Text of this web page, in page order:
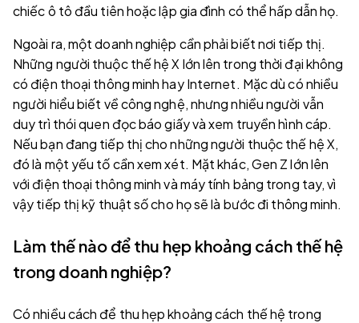
chiếc ô tô đầu tiên hoặc lập gia đình có thể hấp dẫn họ.
Ngoài ra, một doanh nghiệp cần phải biết nơi tiếp thị.
Những người thuộc thế hệ X lớn lên trong thời đại không
có điện thoại thông minh hay Internet. Mặc dù có nhiều
người hiểu biết về công nghệ, nhưng nhiều người vẫn
duy trì thói quen đọc báo giấy và xem truyền hình cáp.
Nếu bạn đang tiếp thị cho những người thuộc thế hệ X,
đó là một yếu tố cần xem xét. Mặt khác, Gen Z lớn lên
với điện thoại thông minh và máy tính bảng trong tay, vì
vậy tiếp thị kỹ thuật số cho họ sẽ là bước đi thông minh.
Làm thế nào để thu hẹp khoảng cách thế hệ
trong doanh nghiệp?
Có nhiều cách để thu hẹp khoảng cách thế hệ trong